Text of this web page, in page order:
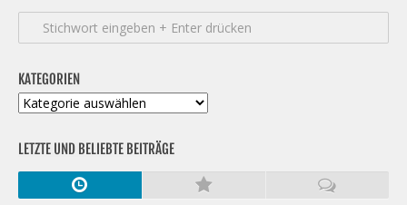
KATEGORIEN
Kategorien
LETZTE UND BELIEBTE BEITRÄGE